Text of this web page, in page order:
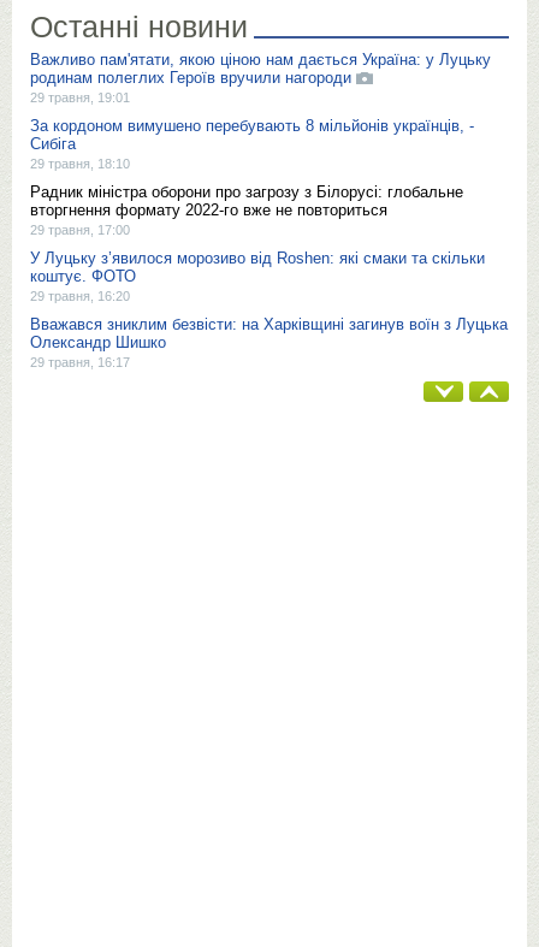
Останні новини
Важливо пам'ятати, якою ціною нам дається Україна: у Луцьку
родинам полеглих Героїв вручили нагороди
29 травня, 19:01
За кордоном вимушено перебувають 8 мільйонів українців, -
Сибіга
29 травня, 18:10
Радник міністра оборони про загрозу з Білорусі: глобальне
вторгнення формату 2022-го вже не повториться
29 травня, 17:00
У Луцьку з’явилося морозиво від Roshen: які смаки та скільки
коштує. ФОТО
29 травня, 16:20
Вважався зниклим безвісти: на Харківщині загинув воїн з Луцька
Олександр Шишко
29 травня, 16:17